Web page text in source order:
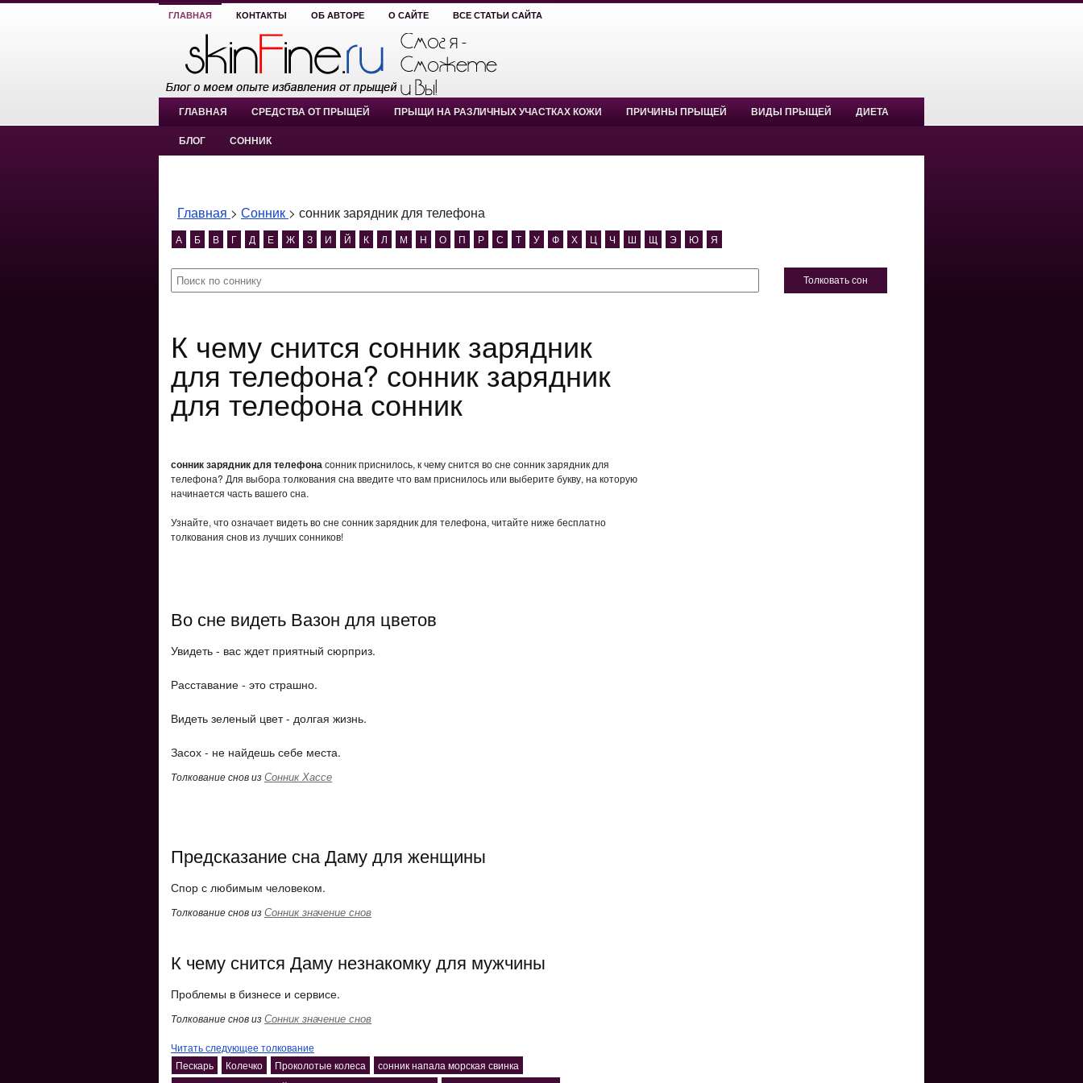
ГЛАВНАЯ КОНТАКТЫ ОБ АВТОРЕ О САЙТЕ ВСЕ СТАТЬИ САЙТА
ГЛАВНАЯ СРЕДСТВА ОТ ПРЫЩЕЙ ПРЫЩИ НА РАЗЛИЧНЫХ УЧАСТКАХ КОЖИ ПРИЧИНЫ ПРЫЩЕЙ ВИДЫ ПРЫЩЕЙ ДИЕТА
БЛОГ СОННИК
Главная > Сонник > сонник зарядник для телефона
А Б В Г Д Е Ж З И Й К Л М Н О П Р С Т У Ф Х Ц Ч Ш Щ Э Ю Я
Толковать сон
К чему снится сонник зарядник
для телефона? сонник зарядник
для телефона сонник
сонник зарядник для телефонасонник приснилось, к чему снится во сне сонник зарядник для
телефона? Для выбора толкования сна введите что вам приснилось или выберите букву, на которую
начинается часть вашего сна.
Узнайте, что означает видеть во сне сонник зарядник для телефона, читайте ниже бесплатно
толкования снов из лучших сонников!
Во сне видеть Вазон для цветов
Увидеть - вас ждет приятный сюрприз.
Расставание - это страшно.
Видеть зеленый цвет - долгая жизнь.
Засох - не найдешь себе места.
Толкование снов изСонник Хассе
Предсказание сна Даму для женщины
Спор с любимым человеком.
Толкование снов изСонник значение снов
К чему снится Даму незнакомку для мужчины
Проблемы в бизнесе и сервисе.
Толкование снов изСонник значение снов
Читать следующее толкование
Пескарь
Колечко Проколотые колеса
сонник напала морская свинка